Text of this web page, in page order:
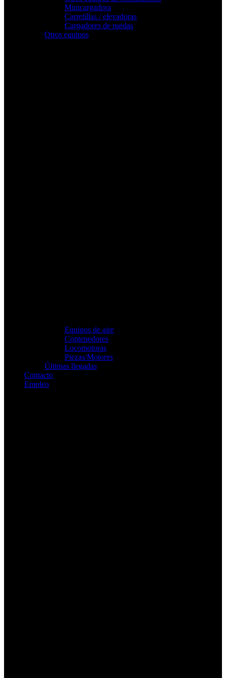
Minicargadora
Carretillas / elevadoras
Cargadores de ruedas
Otros equipos
Equipos de aire
Contenedores
Locomotoras
Piezas/Motores
Últimas llegadas
Contacto
Empleo